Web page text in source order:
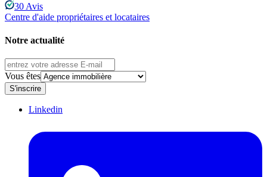
30 Avis
Centre d'aide propriétaires et locataires
Notre actualité
Vous êtes
S'inscrire
Linkedin